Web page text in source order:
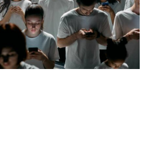
annunci Facebook
straordinari che
convertano